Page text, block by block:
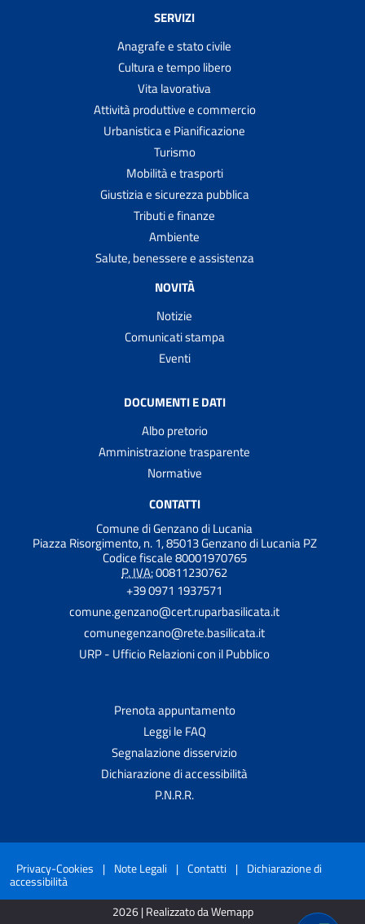
SERVIZI
Anagrafe e stato civile
Cultura e tempo libero
Vita lavorativa
Attività produttive e commercio
Urbanistica e Pianificazione
Turismo
Mobilità e trasporti
Giustizia e sicurezza pubblica
Tributi e finanze
Ambiente
Salute, benessere e assistenza
NOVITÀ
Notizie
Comunicati stampa
Eventi
DOCUMENTI E DATI
Albo pretorio
Amministrazione trasparente
Normative
CONTATTI
Comune di Genzano di Lucania
Piazza Risorgimento, n. 1, 85013 Genzano di Lucania PZ
Codice fiscale 80001970765
P. IVA:00811230762
+39 0971 1937571
comune.genzano@cert.ruparbasilicata.it
comunegenzano@rete.basilicata.it
URP - Ufficio Relazioni con il Pubblico
Prenota appuntamento
Leggi le FAQ
Segnalazione disservizio
Dichiarazione di accessibilità
P.N.R.R.
Privacy-Cookies | Note Legali | Contatti | Dichiarazione di
accessibilità
2026 | Realizzato da Wemapp